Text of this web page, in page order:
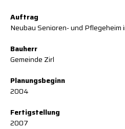
Auftrag
Neubau Senioren- und Pflegeheim
Bauherr
Gemeinde Zirl
Planungsbeginn
2004
Fertigstellung
2007